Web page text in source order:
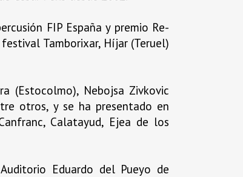
FIP España y premio Re-
Tamborixar, Híjar (Teruel)
(Estocolmo), Nebojsa Zivkovic
otros, y se ha presentado en
Calatayud, Ejea de los
Eduardo del Pueyo de